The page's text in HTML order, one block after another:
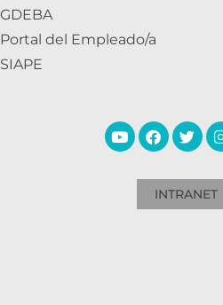
GDEBA
Portal del Empleado/a
SIAPE
INTRANET